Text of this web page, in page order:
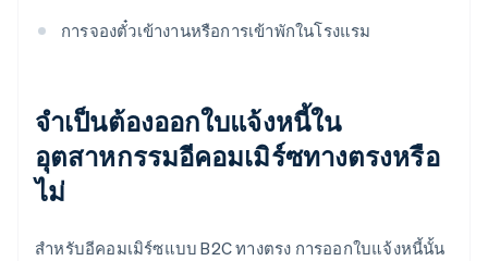
การจองตั๋วเข้างานหรือการเข้าพักในโรงแรม
จําเป็นต้องออกใบแจ้งหนี้ใน
อุตสาหกรรมอีคอมเมิร์ซทางตรงหรือ
ไม่
สําหรับอีคอมเมิร์ซแบบ B2C ทางตรง การออกใบแจ้งหนี้นั้น